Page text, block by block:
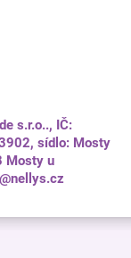
s.r.o.., IČ:
sídlo: Mosty
Mosty u